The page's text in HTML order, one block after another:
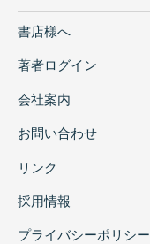
書店様へ
著者ログイン
会社案内
お問い合わせ
リンク
採用情報
プライバシーポリシー